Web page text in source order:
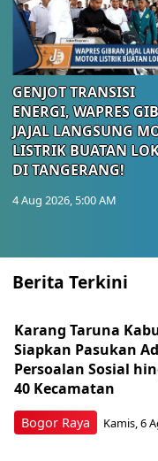
GENJOT TRANSISI
ENERGI, WAPRES
JAJAL LANGSUNG
LISTRIK BUATAN
DI TANGERANG!
4 Aug 2026, 5:00 AM
Berita Terkini
Bogor Raya
Karang Taruna
Siapkan Pasukan
Persoalan Sosial
40 Kecamatan
Kamis, 6